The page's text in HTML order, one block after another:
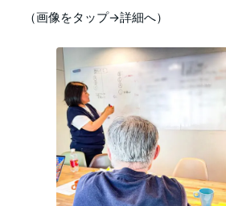
（画像をタップ→詳細へ）